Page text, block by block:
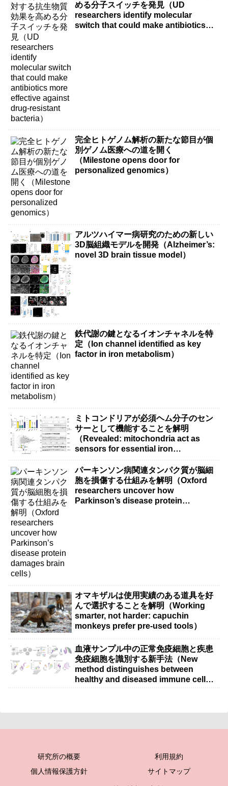
める分子スイッチを発見（UD
researchers identify molecular
switch that could make antibiotics
完全ヒトゲノム解析の新たな節目が個
別ゲノム医療への道を開く
（Milestone opens door for
personalized genomics）
アルツハイマー病研究のための新しい
3D脳組織モデルを開発（Alzheimer’s:
novel 3D brain tissue model）
鉄代謝の鍵となるイオンチャネルを特
定（Ion channel identified as key
factor in iron metabolism）
ミトコンドリアが必須ヘム分子のセン
サーとして機能することを解明
（Revealed: mitochondria act as
sensors for essential iron
パーキンソン病関連タンパク質が脳細
胞を損傷する仕組みを解明（Oxford
researchers uncover how
Parkinson’s disease protein
オマキザルは使用実績のある道具を好
んで選択することを解明（Working
smarter, not harder: capuchin
monkeys prefer pre-used tools）
血液サンプル中の正常免疫細胞と疾患
免疫細胞を識別する新手法（New
method distinguishes between
healthy and diseased immune cells
研究所の概要
利用規約
個人情報保護方針
サイトマップ